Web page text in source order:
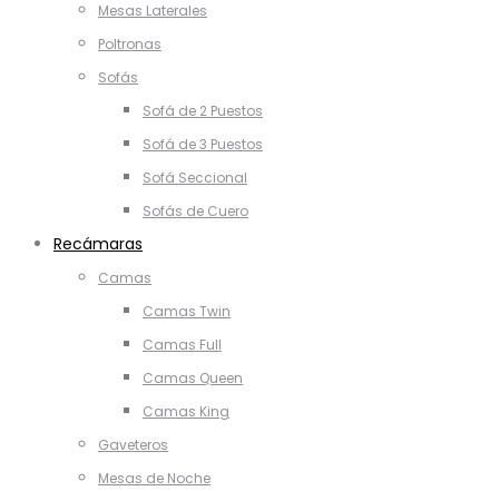
Mesas Laterales
Poltronas
Sofás
Sofá de 2 Puestos
Sofá de 3 Puestos
Sofá Seccional
Sofás de Cuero
Recámaras
Camas
Camas Twin
Camas Full
Camas Queen
Camas King
Gaveteros
Mesas de Noche